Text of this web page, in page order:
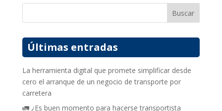
Buscar
Últimas entradas
La herramienta digital que promete simplificar desde
cero el arranque de un negocio de transporte por
carretera
🚛 ¿Es buen momento para hacerse transportista